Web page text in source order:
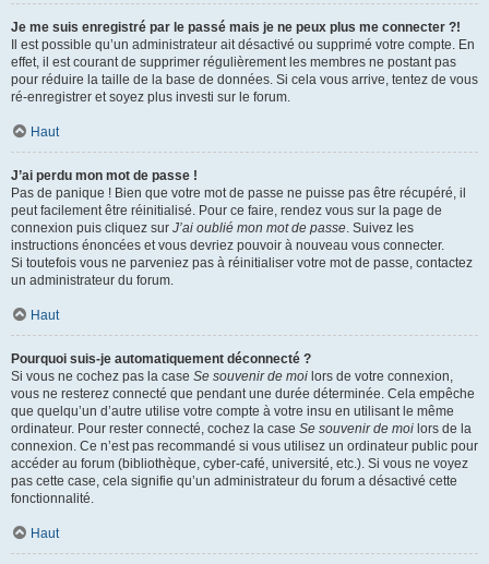
Je me suis enregistré par le passé mais je ne peux plus me connecter ?!
Il est possible qu’un administrateur ait désactivé ou supprimé votre compte. En
effet, il est courant de supprimer régulièrement les membres ne postant pas
pour réduire la taille de la base de données. Si cela vous arrive, tentez de vous
ré-enregistrer et soyez plus investi sur le forum.
Haut
J’ai perdu mon mot de passe !
Pas de panique ! Bien que votre mot de passe ne puisse pas être récupéré, il
peut facilement être réinitialisé. Pour ce faire, rendez vous sur la page de
connexion puis cliquez sur J’ai oublié mon mot de passe. Suivez les
instructions énoncées et vous devriez pouvoir à nouveau vous connecter.
Si toutefois vous ne parveniez pas à réinitialiser votre mot de passe, contactez
un administrateur du forum.
Haut
Pourquoi suis-je automatiquement déconnecté ?
Si vous ne cochez pas la case Se souvenir de moi lors de votre connexion,
vous ne resterez connecté que pendant une durée déterminée. Cela empêche
que quelqu’un d’autre utilise votre compte à votre insu en utilisant le même
ordinateur. Pour rester connecté, cochez la case Se souvenir de moi lors de la
connexion. Ce n’est pas recommandé si vous utilisez un ordinateur public pour
accéder au forum (bibliothèque, cyber-café, université, etc.). Si vous ne voyez
pas cette case, cela signifie qu’un administrateur du forum a désactivé cette
fonctionnalité.
Haut